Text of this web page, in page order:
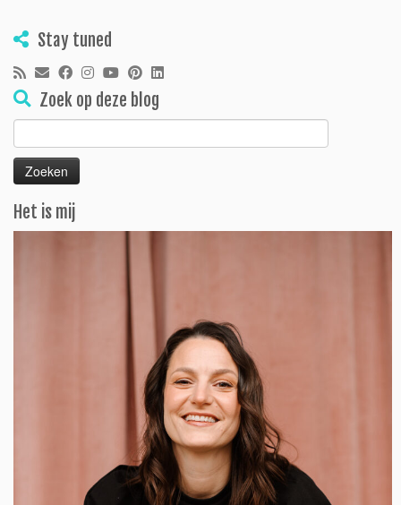
Stay tuned
Zoek op deze blog
Zoeken
naar:
Het is mij